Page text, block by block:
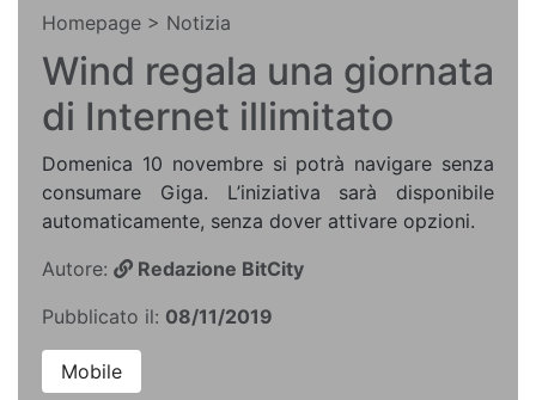
Homepage > Notizia
Wind regala una giornata
di Internet illimitato
Domenica 10 novembre si potrà navigare senza
consumare Giga. L’iniziativa sarà disponibile
automaticamente, senza dover attivare opzioni.
Autore:
Redazione BitCity
Pubblicato il: 08/11/2019
Mobile